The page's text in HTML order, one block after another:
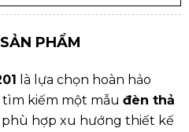
PHẨM
là lựa chọn hoàn hảo
kiếm một mẫu đèn thả
phù hợp xu hướng thiết kế